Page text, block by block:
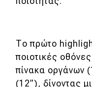
Το πρώτο
ποιοτικές
πίνακα οργάνων
(12”), δίνοντας